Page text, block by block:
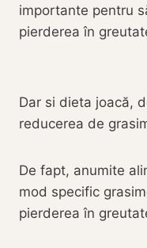
importante pentru
pierderea în
Dar si dieta joacă,
reducerea de
De fapt, anumite
mod specific
pierderea în